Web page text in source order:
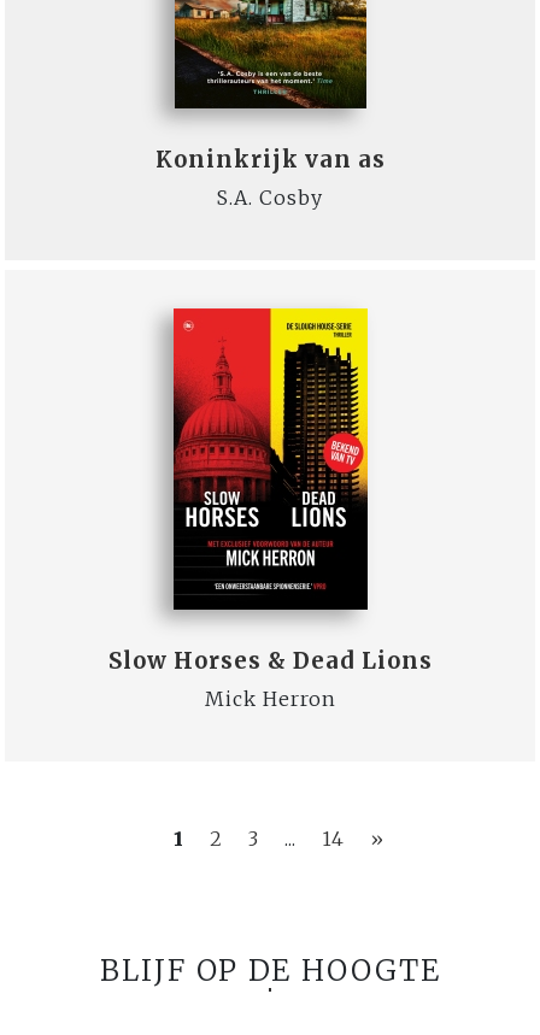
Koninkrijk van as
S.A. Cosby
Slow Horses & Dead Lions
Mick Herron
1 2 3 ... 14 »
BLIJF OP DE HOOGTE